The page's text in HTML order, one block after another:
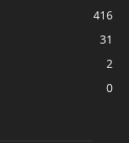
416
31
2
0